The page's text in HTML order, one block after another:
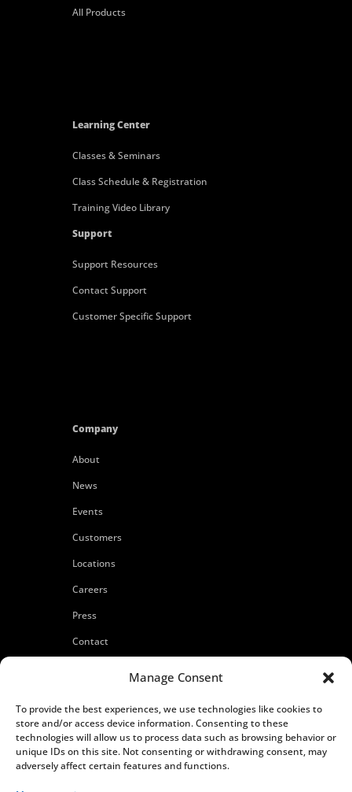
Manage Consent
To provide the best experiences, we use technologies like cookies to
store and/or access device information. Consenting to these
technologies will allow us to process data such as browsing behavior or
unique IDs on this site. Not consenting or withdrawing consent, may
adversely affect certain features and functions.
All Products
Learning Center
Classes & Seminars
Class Schedule & Registration
Training Video Library
Support
Support Resources
Contact Support
Customer Specific Support
Company
About
News
Events
Customers
Locations
Careers
Press
Contact